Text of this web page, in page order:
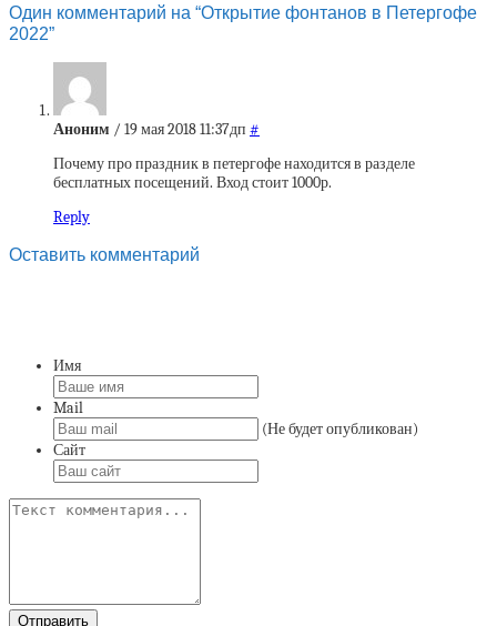
Один комментарий на “Открытие фонтанов в Петергофе
2022”
Аноним / 19 мая 2018 11:37дп #
Почему про праздник в петергофе находится в разделе
бесплатных посещений. Вход стоит 1000р.
Reply
Оставить комментарий
Имя
Mail
(Не будет опубликован)
Сайт